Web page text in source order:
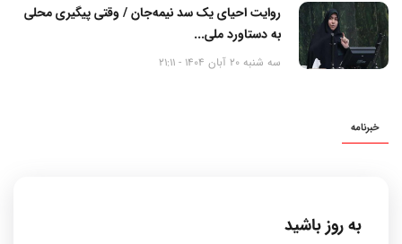
روایت احیای یک سد نیمه‌جان / وقتی پیگیری محلی
به دستاورد ملی...
سه شنبه 20 آبان 1404 - 21:11
خبرنامه
به روز باشید